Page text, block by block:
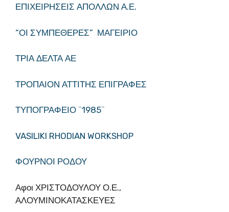
ΕΠΙΧΕΙΡΗΣΕΙΣ ΑΠΟΛΛΩΝ Α.Ε.
“ΟΙ ΣΥΜΠΕΘΕΡΕΣ” ΜΑΓΕΙΡΙΟ
ΤΡΙΑ ΔΕΛΤΑ ΑΕ
ΤΡΟΠΑΙΟΝ ΑΤΤΙΤΗΣ ΕΠΙΓΡΑΦΕΣ
ΤΥΠΟΓΡΑΦΕΙΟ ¨1985¨
VASILIKI RHODIAN WORKSHOP
ΦΟΥΡΝΟΙ ΡΟΔΟΥ
Αφοι ΧΡΙΣΤΟΔΟΥΛΟΥ Ο.Ε.,
ΑΛΟΥΜΙΝΟΚΑΤΑΣΚΕΥΕΣ